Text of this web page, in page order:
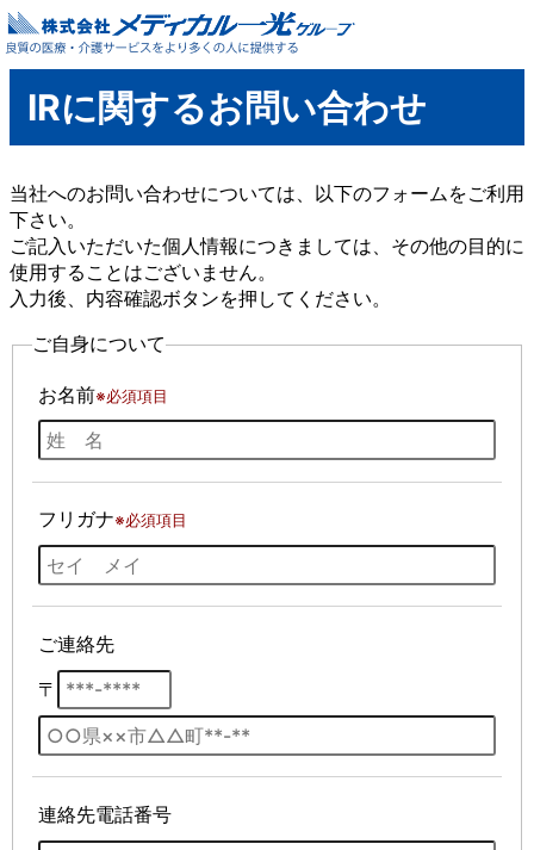
IRに関するお問い合わせ
当社へのお問い合わせについては、以下のフォームをご利用
下さい。
ご記入いただいた個人情報につきましては、その他の目的に
使用することはございません。
入力後、内容確認ボタンを押してください。
ご自身について
お名前※必須項目
フリガナ※必須項目
ご連絡先
〒
連絡先電話番号